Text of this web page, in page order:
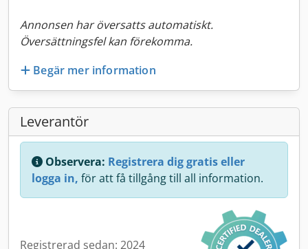
Annonsen har översatts automatiskt.
Översättningsfel kan förekomma.
Begär mer information
Leverantör
Observera: Registrera dig gratis eller
logga in, för att få tillgång till all information.
Registrerad sedan: 2024